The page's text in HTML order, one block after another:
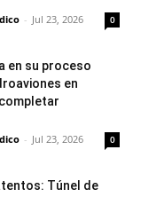
- Jul 23, 2026 0
en su proceso
en
- Jul 23, 2026 0
Túnel de